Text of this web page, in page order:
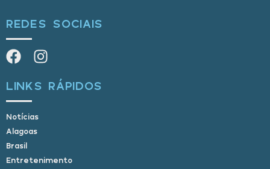
REDES SOCIAIS
LINKS RÁPIDOS
Notícias
Alagoas
Brasil
Entretenimento